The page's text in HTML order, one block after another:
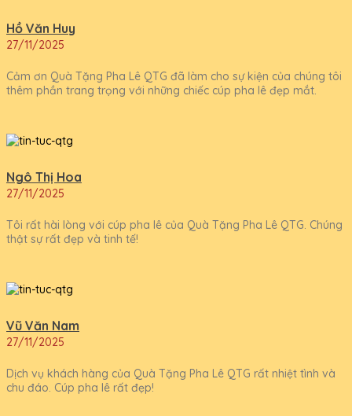
Hồ Văn Huy
27/11/2025
Cảm ơn Quà Tặng Pha Lê QTG đã làm cho sự kiện của chúng tôi
thêm phần trang trọng với những chiếc cúp pha lê đẹp mắt.
Ngô Thị Hoa
27/11/2025
Tôi rất hài lòng với cúp pha lê của Quà Tặng Pha Lê QTG. Chúng
thật sự rất đẹp và tinh tế!
Vũ Văn Nam
27/11/2025
Dịch vụ khách hàng của Quà Tặng Pha Lê QTG rất nhiệt tình và
chu đáo. Cúp pha lê rất đẹp!